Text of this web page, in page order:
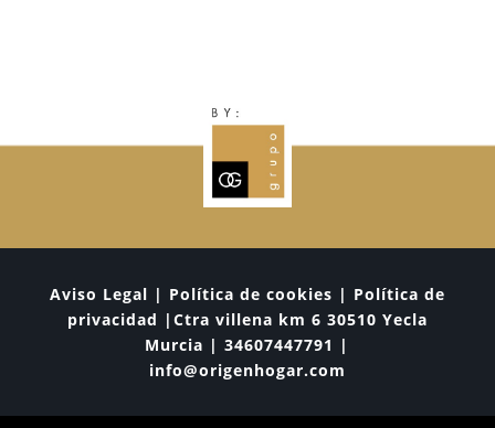
Aviso Legal | Política de cookies | Política de
privacidad |Ctra villena km 6 30510 Yecla
Murcia | 34607447791 |
info@origenhogar.com